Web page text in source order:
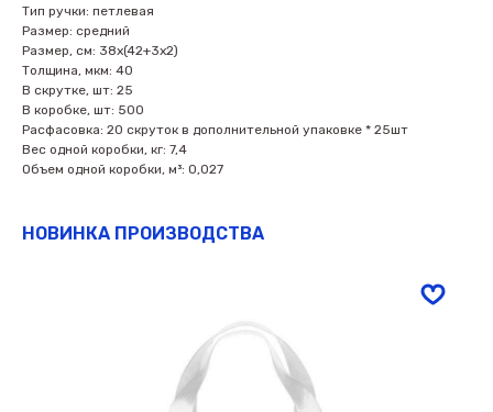
Тип ручки: петлевая
Размер: средний
Размер, см: 38х(42+3х2)
Толщина, мкм: 40
В скрутке, шт: 25
В коробке, шт: 500
Расфасовка: 20 скруток в дополнительной упаковке * 25шт
Вес одной коробки, кг: 7,4
Объем одной коробки, м³: 0,027
НОВИНКА ПРОИЗВОДСТВА